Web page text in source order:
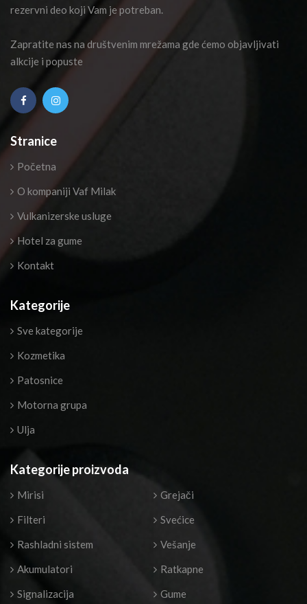
rezervni deo koji Vam je potreban.
Zapratite nas na društvenim mrežama gde ćemo objavljivati
alkcije i popuste
Stranice
Početna
O kompaniji Vaf Milak
Vulkanizerske usluge
Hotel za gume
Kontakt
Kategorije
Sve kategorije
Kozmetika
Patosnice
Motorna grupa
Ulja
Kategorije proizvoda
Mirisi
Filteri
Rashladni sistem
Akumulatori
Signalizacija
Grejači
Svećice
Vešanje
Ratkapne
Gume